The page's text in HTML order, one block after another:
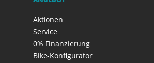
Aktionen
Service
0% Finanzierung
Bike-Konfigurator